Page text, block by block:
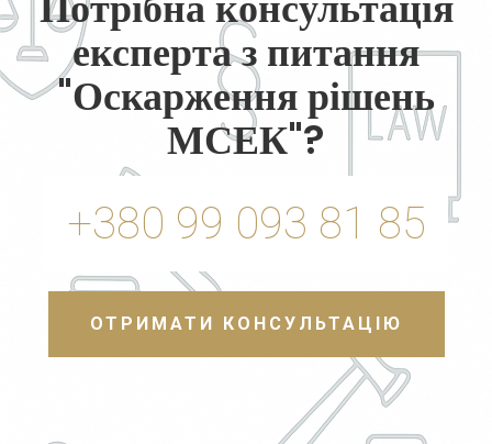
експерта з питання
"Оскарження рішень
МСЕК"?
+380 99 093 81 85
ОТРИМАТИ КОНСУЛЬТАЦІЮ